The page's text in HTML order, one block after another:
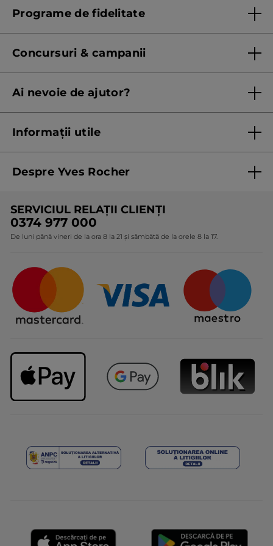
Programe de fidelitate
Concursuri & campanii
Listă prețuri standard
Ai nevoie de ajutor?
Informații utile
Termeni și condiții pentru vanzarea la distanță a
Politica de confidențialitate
Protecția Consumatorilor - A.N.P.C.
Despre Yves Rocher
Expertiza noastră botanică
Angajamentele noastre
Întrebări frecvente
SERVICIUL RELAȚII CLIENȚI
0374 977 000
De luni până vineri de la ora 8 la 21 și sâmbătă de la orele 8 la 17.